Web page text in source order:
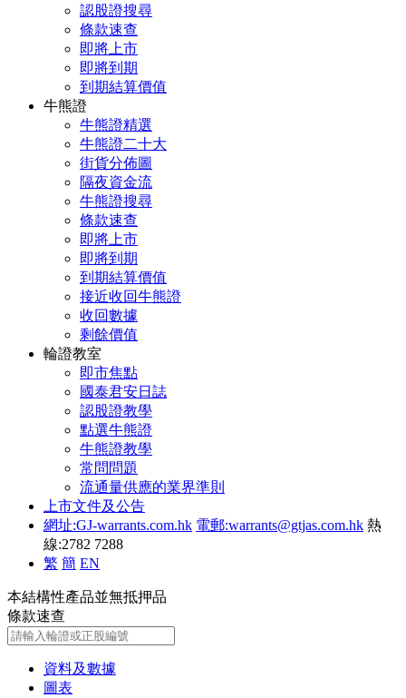
認股證搜尋
條款速查
即將上市
即將到期
到期結算價值
牛熊證
牛熊證精選
牛熊證二十大
街貨分佈圖
隔夜資金流
牛熊證搜尋
條款速查
即將上市
即將到期
到期結算價值
接近收回牛熊證
收回數據
剩餘價值
輪證教室
即市焦點
國泰君安日誌
認股證教學
點選牛熊證
牛熊證教學
常問問題
流通量供應的業界準則
上市文件及公告
網址:GJ-warrants.com.hk 電郵:warrants@gtjas.com.hk 熱
線:2782 7288
繁 簡 EN
本結構性產品並無抵押品
條款速查
資料及數據
圖表